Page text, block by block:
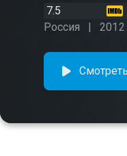
7.5
Россия
2012
Смотреть